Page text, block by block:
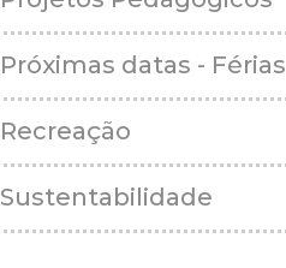
Próximas datas - Férias
Recreação
Sustentabilidade